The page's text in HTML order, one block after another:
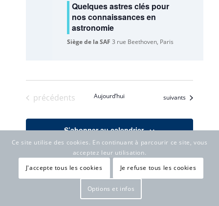
Quelques astres clés pour
nos connaissances en
astronomie
Siège de la SAF3 rue Beethoven, Paris
Évènements
précédents Aujourd’hui Évènements
suivants
S’abonner au calendrier
Ce calendrier affiche les événements organisés par la SAF,
les événements dont la SAF est partenaire, les autres
événements auxquelles la SAF participe (en tenant, par
exemple, un stand), les conférences données par des
Ce site utilise des cookies. En continuant à parcourir ce site, vous
acceptez leur utilisation.
J'accepte tous les cookies
Je refuse tous les cookies
Options et infos